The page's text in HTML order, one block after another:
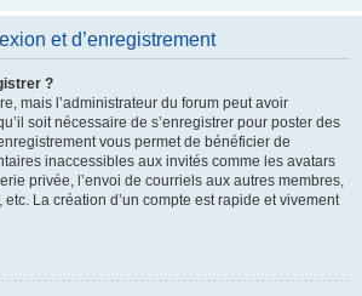
et d’enregistrement
?
mais l’administrateur du forum peut avoir
soit nécessaire de s’enregistrer pour poster des
vous permet de bénéficier de
inaccessibles aux invités comme les avatars
privée, l’envoi de courriels aux autres membres,
etc. La création d’un compte est rapide et vivement